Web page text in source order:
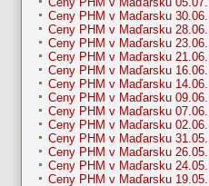
Ceny PHM v Maďarsku 30.06.
Ceny PHM v Maďarsku 28.06.
Ceny PHM v Maďarsku 23.06.
Ceny PHM v Maďarsku 21.06.
Ceny PHM v Maďarsku 16.06.
Ceny PHM v Maďarsku 14.06.
Ceny PHM v Maďarsku 09.06.
Ceny PHM v Maďarsku 07.06.
Ceny PHM v Maďarsku 02.06.
Ceny PHM v Maďarsku 31.05.
Ceny PHM v Maďarsku 26.05.
Ceny PHM v Maďarsku 24.05.
Ceny PHM v Maďarsku 19.05.